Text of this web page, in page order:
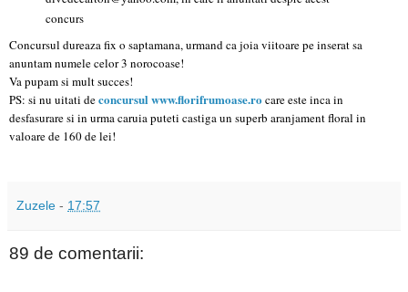
concurs
Concursul dureaza fix o saptamana, urmand ca joia viitoare pe inserat sa
anuntam numele celor 3 norocoase!
Va pupam si mult succes!
PS: si nu uitati deconcursul www.florifrumoase.ro care este inca in
desfasurare si in urma caruia puteti castiga un superb aranjament floral in
valoare de 160 de lei!
Zuzele - 17:57
89 de comentarii: